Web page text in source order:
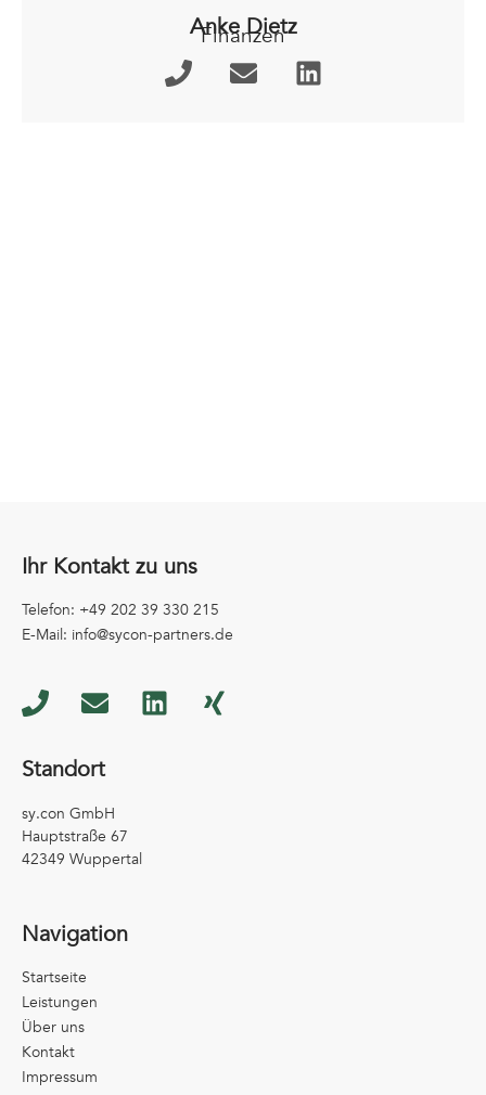
Anke Dietz
Finanzen
Navigation
Startseite
Leistungen
Über uns
Kontakt
Impressum
Standort
sy.con GmbH
Hauptstraße 67
42349 Wuppertal
Ihr Kontakt zu uns
Telefon: +49 202 39 330 215
E-Mail: info@sycon-partners.de